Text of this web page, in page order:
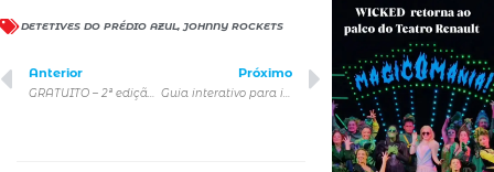
DETETIVES DO PRÉDIO AZUL, JOHNNY ROCKETS
Anterior Próximo
Guia interativo para incentivar o primeiro voto e descomplica a política para os jovens